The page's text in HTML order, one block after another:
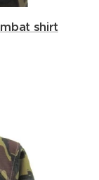
shirt